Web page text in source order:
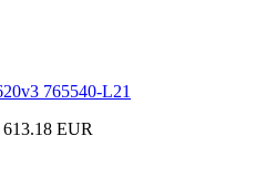
765540-L21
613.18 EUR